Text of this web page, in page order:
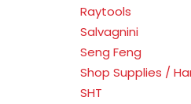
Raytools
Salvagnini
Seng Feng
Shop Supplies /
SHT